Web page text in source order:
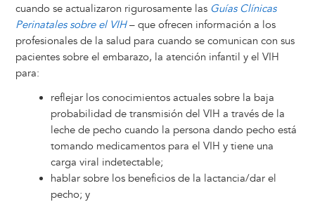
cuando se actualizaron rigurosamente las Guías Clínicas
Perinatales sobre el VIH– que ofrecen información a los
profesionales de la salud para cuando se comunican con sus
pacientes sobre el embarazo, la atención infantil y el VIH
para:
reflejar los conocimientos actuales sobre la baja
probabilidad de transmisión del VIH a través de la
leche de pecho cuando la persona dando pecho está
tomando medicamentos para el VIH y tiene una
carga viral indetectable;
hablar sobre los beneficios de la lactancia/dar el
pecho; y